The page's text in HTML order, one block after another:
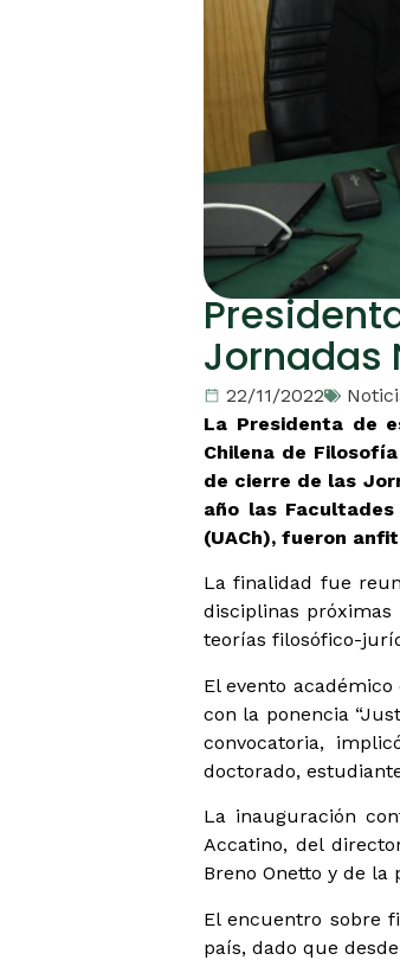
Jornadas
22/11/2022
La Presidenta de
Chilena de
de cierre de las
año las
(UACh), fueron
La finalidad fue
disciplinas
teorías filosófico-
El evento
con la ponencia
convocatoria,
doctorado,
La inauguración
Accatino, del
Breno Onetto y de la
El encuentro sobre
país, dado que